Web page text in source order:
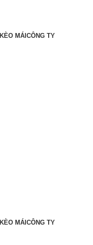
KÈO MÁI CÔNG TY
KÈO MÁI CÔNG TY